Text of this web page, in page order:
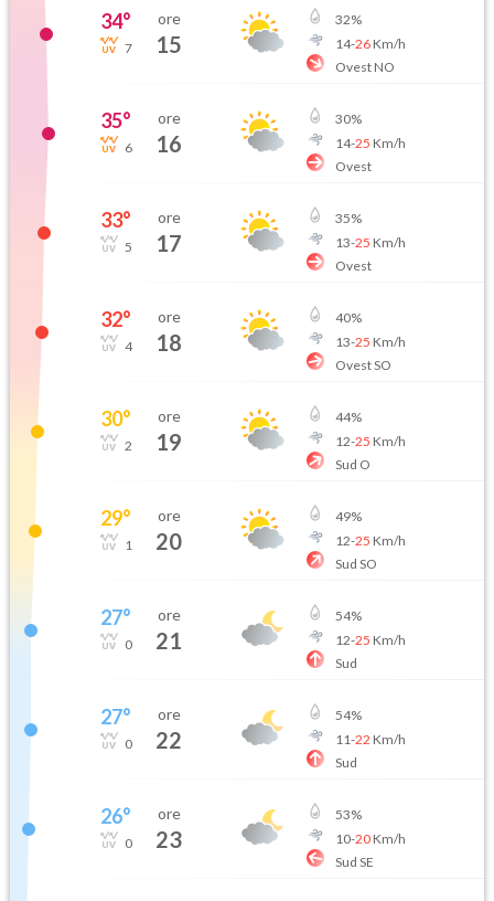
34°
7
ore
15
32%
14-26Km/h
Ovest NO
35°
6
ore
16
30%
14-25 Km/h
Ovest
33°
5
ore
17
35%
13-25 Km/h
Ovest
32°
4
ore
18
40%
13-25 Km/h
Ovest SO
30°
2
ore
19
44%
12-25 Km/h
Sud O
29°
1
ore
20
49%
12-25 Km/h
Sud SO
27°
0
ore
21
54%
12-25 Km/h
Sud
27°
0
ore
22
54%
11-22 Km/h
Sud
26°
0
ore
23
53%
10-20Km/h
Sud SE